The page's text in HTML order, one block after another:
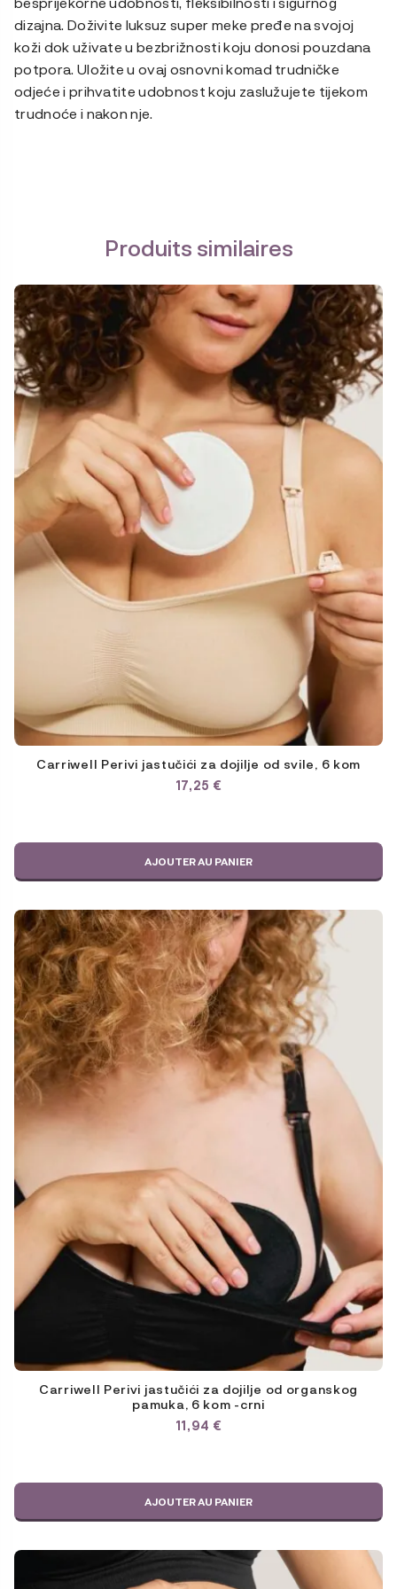
dizajna. Doživite luksuz super meke pređe na svojoj
koži dok uživate u bezbrižnosti koju donosi pouzdana
potpora. Uložite u ovaj osnovni komad trudničke
odjeće i prihvatite udobnost koju zaslužujete tijekom
trudnoće i nakon nje.
Produits similaires
Carriwell Perivi jastučići za dojilje od svile, 6 kom
17,25 €
AJOUTER AU PANIER
Carriwell Perivi jastučići za dojilje od organskog
pamuka, 6 kom -crni
11,94 €
AJOUTER AU PANIER